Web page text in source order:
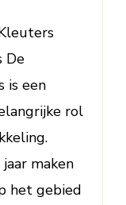
De
is een
rol
maken
het gebied